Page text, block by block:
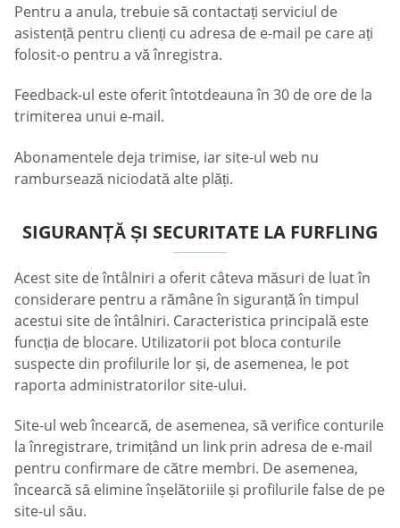
Pentru a anula, trebuie să contactați serviciul de
asistență pentru clienți cu adresa de e-mail pe care ați
folosit-o pentru a vă înregistra.
Feedback-ul este oferit întotdeauna în 30 de ore de la
trimiterea unui e-mail.
Abonamentele deja trimise, iar site-ul web nu
rambursează niciodată alte plăți.
SIGURANȚĂ ȘI SECURITATE LA FURFLING
Acest site de întâlniri a oferit câteva măsuri de luat în
considerare pentru a rămâne în siguranță în timpul
acestui site de întâlniri. Caracteristica principală este
funcția de blocare. Utilizatorii pot bloca conturile
suspecte din profilurile lor și, de asemenea, le pot
raporta administratorilor site-ului.
Site-ul web încearcă, de asemenea, să verifice conturile
la înregistrare, trimițând un link prin adresa de e-mail
pentru confirmare de către membri. De asemenea,
încearcă să elimine înșelătoriile și profilurile false de pe
site-ul său.